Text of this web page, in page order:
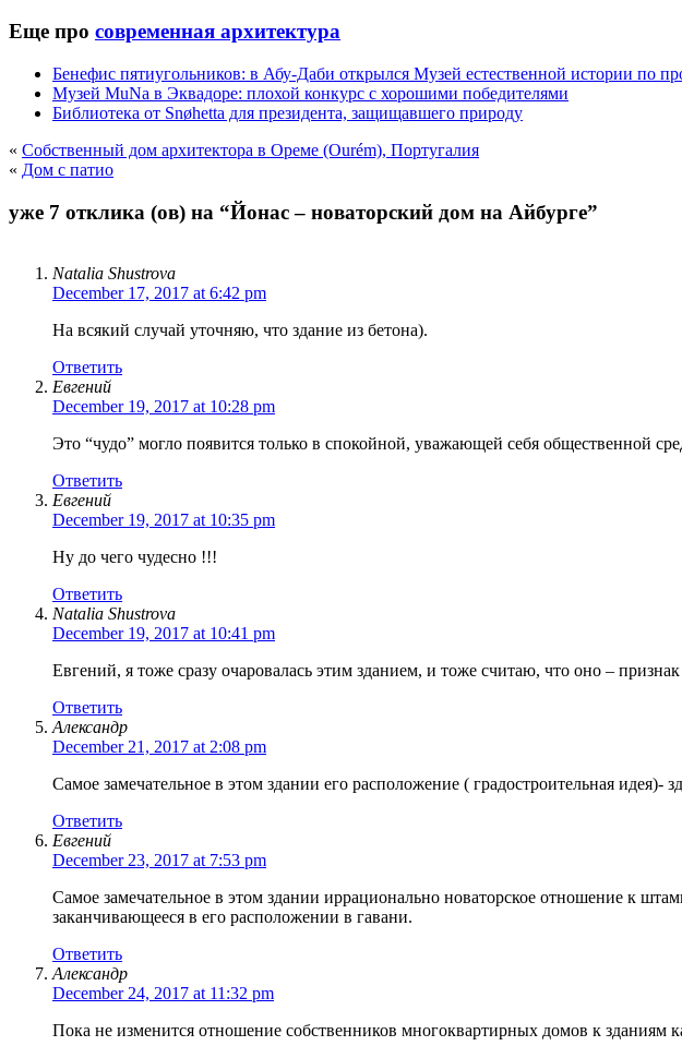
Еще про современная архитектура
Бенефис пятиугольников: в Абу-Даби открылся Музей естественной истории по
Музей MuNa в Эквадоре: плохой конкурс с хорошими победителями
Библиотека от Snøhetta для президента, защищавшего природу
« Собственный дом архитектора в Ореме (Ourém), Португалия
« Дом с патио
уже 7 отклика (ов) на “Йонас – новаторский дом на Айбурге”
Natalia Shustrova
December 17, 2017 at 6:42 pm
На всякий случай уточняю, что здание из бетона).
Ответить
Евгений
December 19, 2017 at 10:28 pm
Это “чудо” могло появится только в спокойной, уважающей себя общественной
Ответить
Евгений
December 19, 2017 at 10:35 pm
Ну до чего чудесно !!!
Ответить
Natalia Shustrova
December 19, 2017 at 10:41 pm
Евгений, я тоже сразу очаровалась этим зданием, и тоже считаю, что оно –
Ответить
Александр
December 21, 2017 at 2:08 pm
Самое замечательное в этом здании его расположение ( градостроительная идея)-
Ответить
Евгений
December 23, 2017 at 7:53 pm
Самое замечательное в этом здании иррационально новаторское отношение к
заканчивающееся в его расположении в гавани.
Ответить
Александр
December 24, 2017 at 11:32 pm
Пока не изменится отношение собственников многоквартирных домов к зданиям